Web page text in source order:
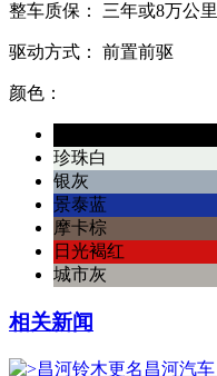
整车质保： 三年或8万公里
驱动方式： 前置前驱
颜色：
珍珠白
银灰
景泰蓝
摩卡棕
日光褐红
城市灰
相关新闻